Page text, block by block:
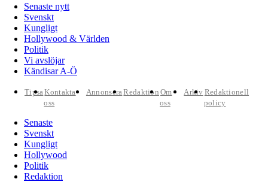
Senaste nytt
Svenskt
Kungligt
Hollywood & Världen
Politik
Vi avslöjar
Kändisar A-Ö
TipsaKontakta
oss
AnnonseraRedaktion Om
oss
Arkiv Redaktionell
policy
Senaste
Svenskt
Kungligt
Hollywood
Politik
Redaktion